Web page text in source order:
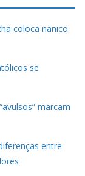
coloca nanico
se
marcam
entre